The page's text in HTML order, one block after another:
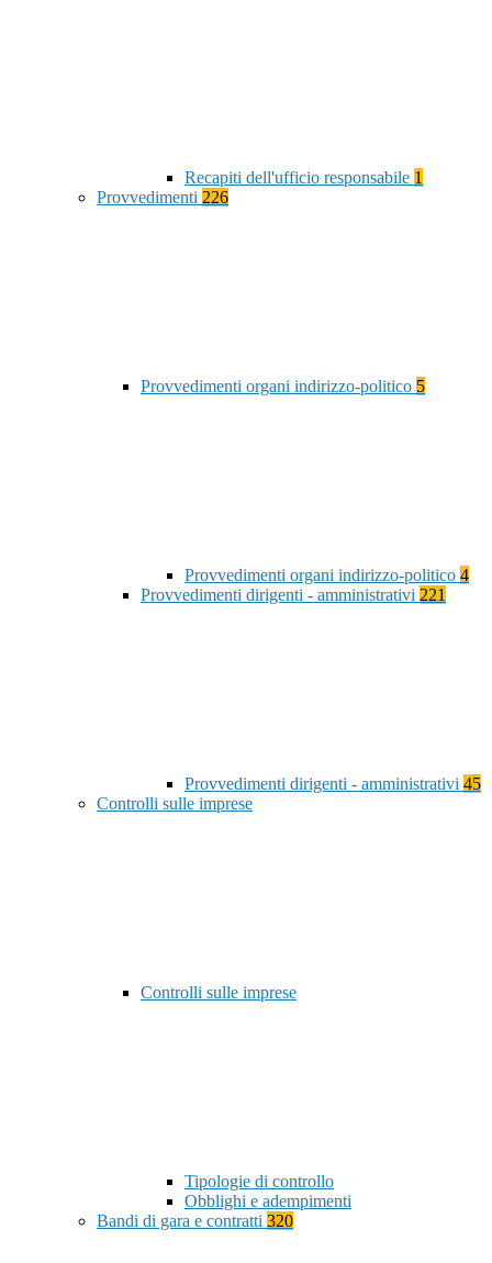
Recapiti dell'ufficio responsabile 1
Provvedimenti 226
Provvedimenti organi indirizzo-politico 5
Provvedimenti organi indirizzo-politico 4
Provvedimenti dirigenti - amministrativi 221
Provvedimenti dirigenti - amministrativi 45
Controlli sulle imprese
Controlli sulle imprese
Tipologie di controllo
Obblighi e adempimenti
Bandi di gara e contratti 320